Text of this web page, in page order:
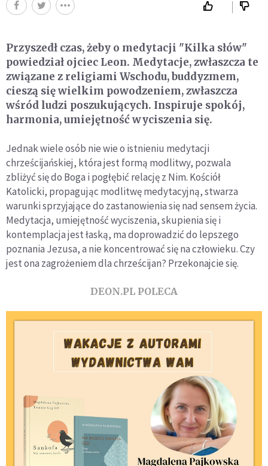
Przyszedł czas, żeby o medytacji "Kilka słów"
powiedział ojciec Leon. Medytacje, zwłaszcza te
związane z religiami Wschodu, buddyzmem,
cieszą się wielkim powodzeniem, zwłaszcza
wśród ludzi poszukujących. Inspiruje spokój,
harmonia, umiejętność wyciszenia się.
Jednak wiele osób nie wie o istnieniu medytacji
chrześcijańskiej, która jest formą modlitwy, pozwala
zbliżyć się do Boga i pogłębić relację z Nim. Kościół
Katolicki, propagując modlitwę medytacyjną, stwarza
warunki sprzyjające do zastanowienia się nad sensem życia.
Medytacja, umiejętność wyciszenia, skupienia się i
kontemplacja jest łaską, ma doprowadzić do lepszego
poznania Jezusa, a nie koncentrować się na człowieku. Czy
jest ona zagrożeniem dla chrześcijan? Przekonajcie się.
DEON.PL POLECA